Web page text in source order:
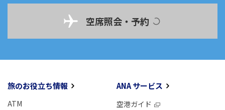
空席照会・予約
旅のお役立ち情報
ATM
ANA サービス
空港ガイド